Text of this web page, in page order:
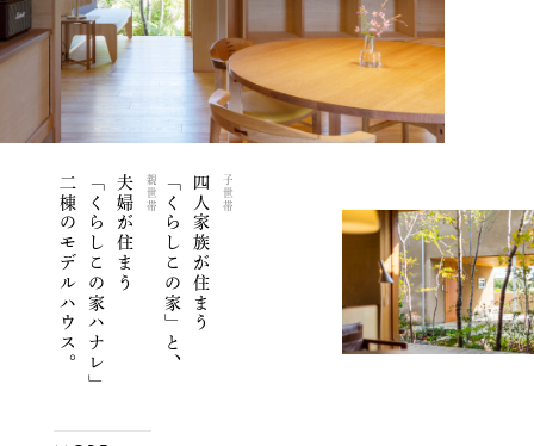
四人家族 子世帯
が住まう
「くらしこの家」と、
夫婦 親世帯
が住まう
「くらしこの家ハナレ」
二棟のモデルハウス。